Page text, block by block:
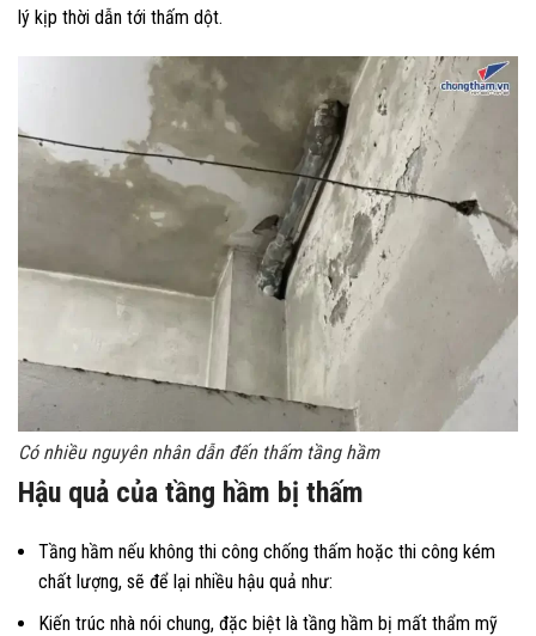
lý kịp thời dẫn tới thấm dột.
Có nhiều nguyên nhân dẫn đến thấm tầng hầm
Hậu quả của tầng hầm bị thấm
Tầng hầm nếu không thi công chống thấm hoặc thi công kém
chất lượng, sẽ để lại nhiều hậu quả như:
Kiến trúc nhà nói chung, đặc biệt là tầng hầm bị mất thẩm mỹ